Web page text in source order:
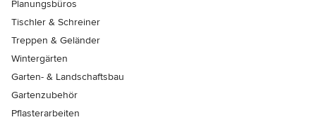
Planungsbüros
Tischler & Schreiner
Treppen & Geländer
Wintergärten
Garten- & Landschaftsbau
Gartenzubehör
Pflasterarbeiten